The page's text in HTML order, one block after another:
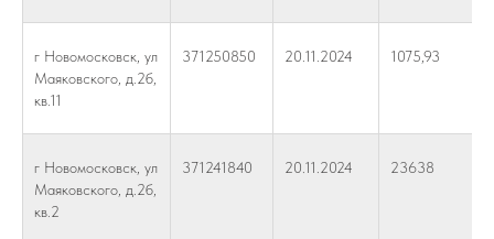
г Новомосковск, ул
Маяковского, д.2б,
кв.11
371250850 20.11.2024 1075,93
г Новомосковск, ул
Маяковского, д.2б,
кв.2
371241840 20.11.2024 23638